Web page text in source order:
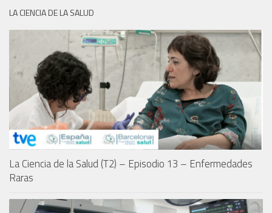
LA CIENCIA DE LA SALUD
La Ciencia de la Salud (T2) – Episodio 13 – Enfermedades
Raras